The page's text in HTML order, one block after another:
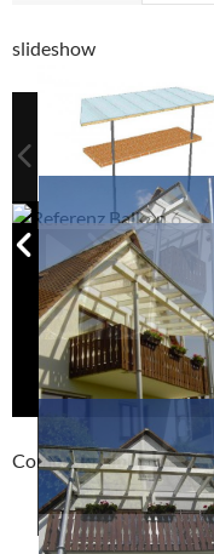
slideshow
Compackt album